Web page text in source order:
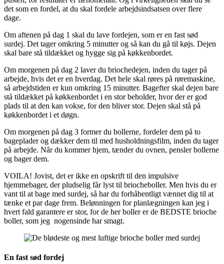
det som en fordel, at du skal fordele arbejdsindsatsen over flere
dage.
Om aftenen på dag 1 skal du lave fordejen, som er en fast sød
surdej. Det tager omkring 5 minutter og så kan du gå til køjs. Dejen
skal bare stå tildækket og hygge sig på køkkenbordet.
Om morgenen på dag 2 laver du briochedejen, inden du tager på
arbejde, hvis det er en hverdag. Det hele skal røres på røremaskine,
så arbejdstiden er kun omkring 15 minutter. Bagefter skal dejen bare
stå tildækket på køkkenbordet i en stor beholder, hvor der er god
plads til at den kan vokse, for den bliver stor. Dejen skal stå på
køkkenbordet i et døgn.
Om morgenen på dag 3 former du bollerne, fordeler dem på to
bageplader og dækker dem til med husholdningsfilm, inden du tager
på arbejde. Når du kommer hjem, tænder du ovnen, pensler bollerne
og bager dem.
VOILA! Jovist, det er ikke en opskrift til den impulsive
hjemmebager, der pludselig får lyst til briocheboller. Men hvis du er
vant til at bage med surdej, så har du forhåbentligt vænnet dig til at
tænke et par dage frem. Belønningen for planlægningen kan jeg i
hvert fald garantere er stor, for de her boller er de BEDSTE brioche
boller, som jeg nogensinde har smagt.
En fast sød fordej